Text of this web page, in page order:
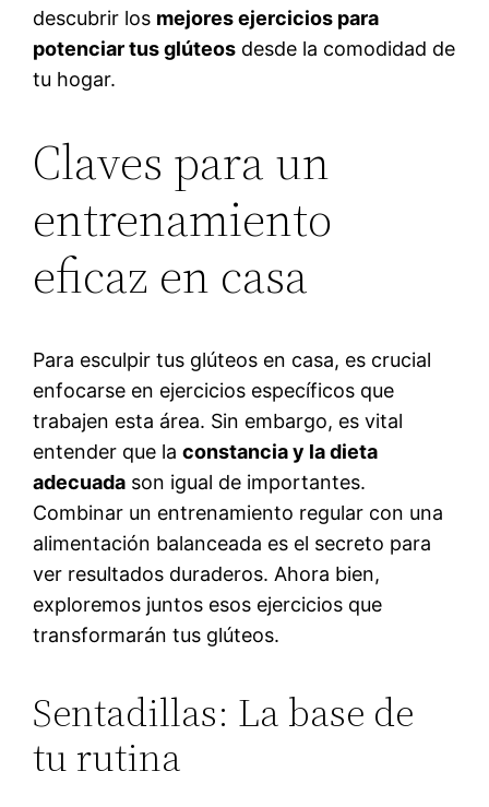
descubrir los mejores ejercicios para
potenciar tus glúteos desde la comodidad de
tu hogar.
Claves para un
entrenamiento
eficaz en casa
Para esculpir tus glúteos en casa, es crucial
enfocarse en ejercicios específicos que
trabajen esta área. Sin embargo, es vital
entender que laconstancia y la dieta
adecuada son igual de importantes.
Combinar un entrenamiento regular con una
alimentación balanceada es el secreto para
ver resultados duraderos. Ahora bien,
exploremos juntos esos ejercicios que
transformarán tus glúteos.
Sentadillas: La base de
tu rutina